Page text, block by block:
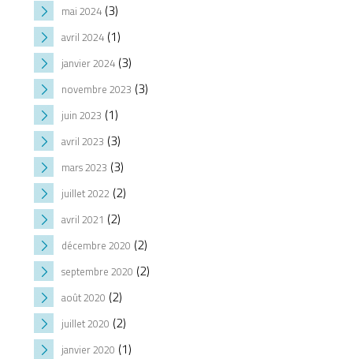
mai 2024(3)
avril 2024(1)
janvier 2024(3)
novembre 2023 (3)
juin 2023 (1)
avril 2023 (3)
mars 2023 (3)
juillet 2022 (2)
avril 2021 (2)
décembre 2020 (2)
septembre 2020 (2)
août 2020 (2)
juillet 2020 (2)
janvier 2020 (1)